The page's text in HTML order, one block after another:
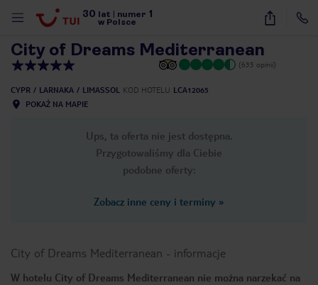
30 lat numer 1
w Polsce
59
City of Dreams Mediterranean
(635 opinii)
CYPR LARNAKA LIMASSOL KOD HOTELU LCA12065
POKAŻ NA MAPIE
Ups, ta oferta nie jest dostępna.
Przygotowaliśmy dla Ciebie
podobne oferty:
Zobacz inne ceny i terminy »
City of Dreams Mediterranean - informacje
W hotelu City of Dreams Mediterranean nie można narzekać na